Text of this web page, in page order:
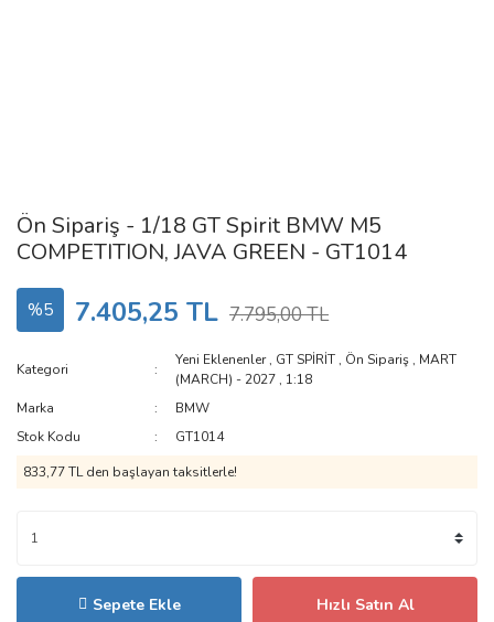
Ön Sipariş - 1/18 GT Spirit BMW M5
COMPETITION, JAVA GREEN - GT1014
%5 7.405,25 TL 7.795,00 TL
Kategori
Yeni Eklenenler, GT SPİRİT , Ön Sipariş , MART
(MARCH) - 2027 , 1:18
Marka
BMW
Stok Kodu
GT1014
833,77 TL den başlayan taksitlerle!
Sepete Ekle Hızlı Satın Al